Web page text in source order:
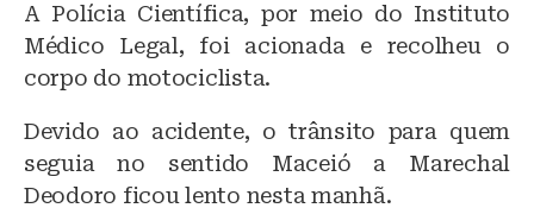
A Polícia Científica, por meio do Instituto
Médico Legal, foi acionada e recolheu o
corpo do motociclista.
Devido ao acidente, o trânsito para quem
seguia no sentido Maceió a Marechal
Deodoro ficou lento nesta manhã.